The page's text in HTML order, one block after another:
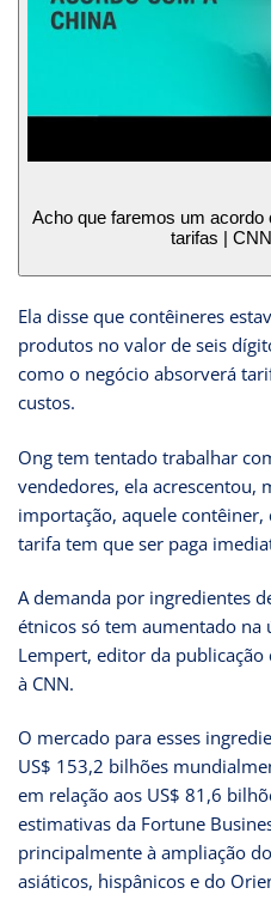
Acho que faremos um
tarifas |
Ela disse que contêineres
produtos no valor de seis
como o negócio absorverá
custos.
Ong tem tentado trabalhar
vendedores, ela acrescentou,
importação, aquele contêiner,
tarifa tem que ser paga
A demanda por ingredientes
étnicos só tem aumentado na
Lempert, editor da
à CNN.
O mercado para esses
US$ 153,2 bilhões
em relação aos US$ 81,6
estimativas da Fortune
principalmente à ampliação
asiáticos, hispânicos e do